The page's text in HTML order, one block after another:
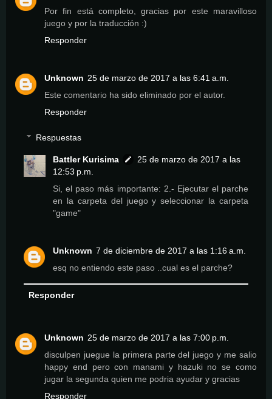
Por fin está completo, gracias por este maravilloso
juego y por la traducción :)
Responder
Unknown 25 de marzo de 2017 a las 6:41 a.m.
Este comentario ha sido eliminado por el autor.
Responder
Respuestas
Battler Kurisima
25 de marzo de 2017 a las
12:53 p.m.
Si, el paso más importante: 2.- Ejecutar el parche
en la carpeta del juego y seleccionar la carpeta
"game"
Unknown 7 de diciembre de 2017 a las 1:16 a.m.
esq no entiendo este paso ..cual es el parche?
Responder
Unknown 25 de marzo de 2017 a las 7:00 p.m.
disculpen juegue la primera parte del juego y me salio
happy end pero con manami y hazuki no se como
jugar la segunda quien me podria ayudar y gracias
Responder